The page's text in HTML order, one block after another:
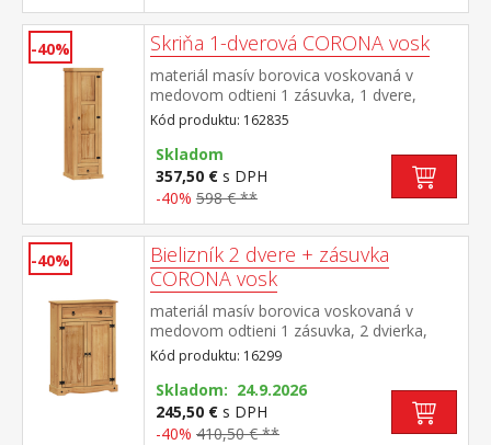
-40% Skriňa 1-dverová CORONA vosk
materiál masív borovica voskovaná v
medovom odtieni 1 zásuvka, 1 dvere,
kovové ozdobné úchytky 3 police z toho 2
variabilné súčasť zostavy Corona
Kód produktu: 162835
Skladom
357,50 € s DPH
-40% 598 € **
-40%
Bielizník 2 dvere + zásuvka
CORONA vosk
materiál masív borovica voskovaná v
medovom odtieni 1 zásuvka, 2 dvierka,
kovové ozdobné úchytky 2 variabilné police
možno použiť ako botník pre až 12 párov
obuvi súčasť zostavy Corona
Kód produktu: 16299
Skladom: 24.9.2026
245,50 € s DPH
-40% 410,50 € **